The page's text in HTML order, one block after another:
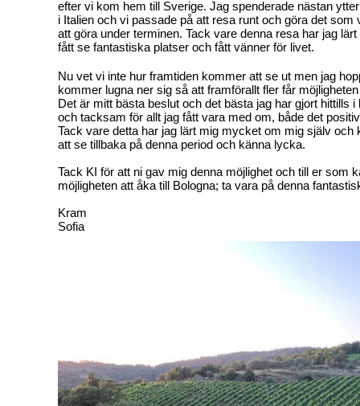
efter vi kom hem till Sverige. Jag spenderade nästan
i Italien och vi passade på att resa runt och göra det som
att göra under terminen. Tack vare denna resa har jag
fått se fantastiska platser och fått vänner för livet.
Nu vet vi inte hur framtiden kommer att se ut men jag
kommer lugna ner sig så att framförallt fler får
Det är mitt bästa beslut och det bästa jag har gjort hittills
och tacksam för allt jag fått vara med om, både det
Tack vare detta har jag lärt mig mycket om mig själv och
att se tillbaka på denna period och känna lycka.
Tack KI för att ni gav mig denna möjlighet och till er som
möjligheten att åka till Bologna; ta vara på denna
Kram
Sofia